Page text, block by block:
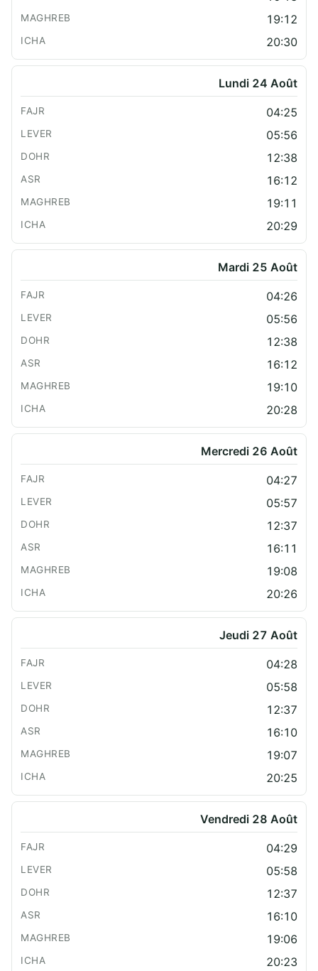
19:12
20:30
Lundi 24 Août
04:25
05:56
12:38
16:12
19:11
20:29
Mardi 25 Août
04:26
05:56
12:38
16:12
19:10
20:28
Mercredi 26 Août
04:27
05:57
12:37
16:11
19:08
20:26
Jeudi 27 Août
04:28
05:58
12:37
16:10
19:07
20:25
Vendredi 28 Août
04:29
05:58
12:37
16:10
19:06
20:23